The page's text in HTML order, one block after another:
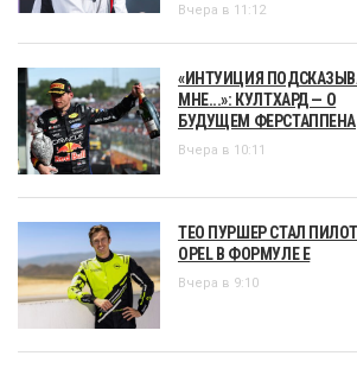
Вчера в 11:12
«ИНТУИЦИЯ
МНЕ...»: КУЛТХАРД — О
БУДУЩЕМ ФЕРСТАППЕНА
Вчера в 10:11
ТЕО ПУРШЕР СТАЛ
OPEL В ФОРМУЛЕ Е
Вчера в 9:10